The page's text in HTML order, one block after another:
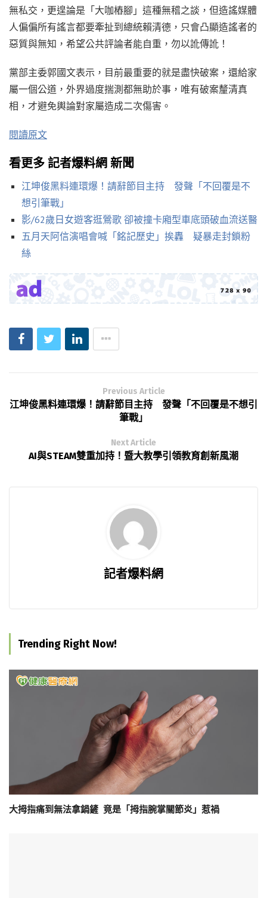
無私交，更遑論是「大咖樁腳」這種無稽之談，但造謠媒體
人偏偏所有謠言都要牽扯到總統賴清德，只會凸顯造謠者的
惡質與無知，希望公共評論者能自重，勿以訛傳訛！
黨部主委郭國文表示，目前最重要的就是盡快破案，還給家
屬一個公道，外界過度揣測都無助於事，唯有破案釐清真
相，才避免輿論對家屬造成二次傷害。
閱讀原文
看更多 記者爆料網 新聞
江坤俊黑料連環爆！請辭節目主持 發聲「不回覆是不
想引筆戰」
影/62歲日女遊客逛鶯歌 卻被撞卡廂型車底頭破血流送醫
五月天阿信演唱會喊「銘記歷史」挨轟 疑暴走封鎖粉
絲
Previous Article
江坤俊黑料連環爆！請辭節目主持 發聲「不回覆是不想引
筆戰」
Next Article
AI與STEAM雙重加持！暨大教學引領教育創新風潮
記者爆料網
Trending Right Now!
大拇指痛到無法拿鍋鏟 竟是「拇指腕掌關節炎」惹禍